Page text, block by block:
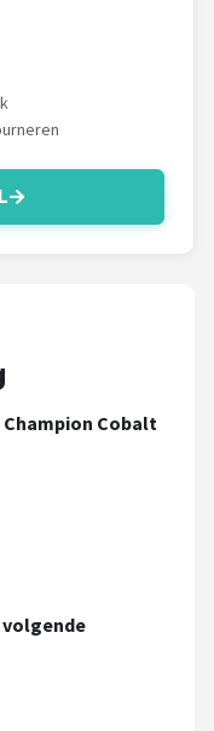
Cobalt
volgende